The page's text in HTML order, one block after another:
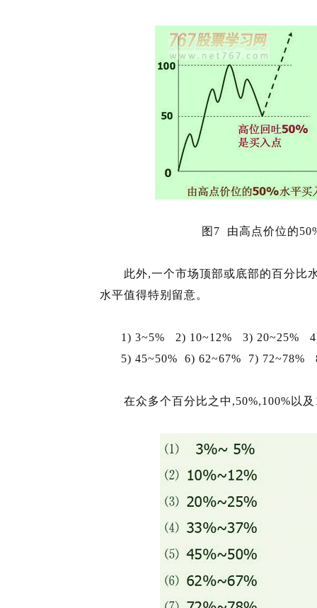
图7 由高点价位的
此外,一个市场顶部或底部的百分比水
水平值得特别留意。
1) 3~5% 2) 10~12% 3) 20~25%
5) 45~50% 6) 62~67% 7) 72~78%
在众多个百分比之中,50%,100%以及